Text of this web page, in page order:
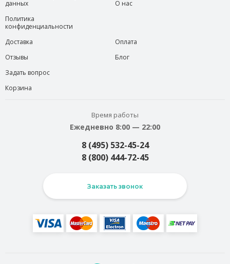
данных
Политика
конфиденциальности
О нас
Доставка
Отзывы
Задать вопрос
Корзина
Оплата
Блог
Время работы
Ежедневно 8:00 — 22:00
8 (495) 532-45-24
8 (800) 444-72-45
Заказать звонок